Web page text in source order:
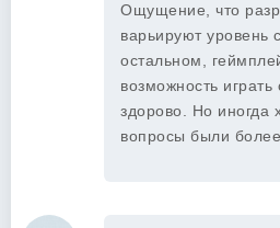
Ощущение, что
варьируют уровень
остальном,
возможность
здорово. Но иногда
вопросы были